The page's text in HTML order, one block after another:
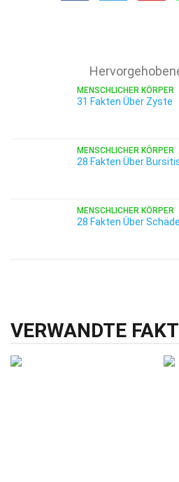
MENSCHLICHER KÖRPER
31 Fakten Über Zyste
MENSCHLICHER KÖRPER
28 Fakten Über
MENSCHLICHER KÖRPER
28 Fakten Über Schädel
VERWANDTE